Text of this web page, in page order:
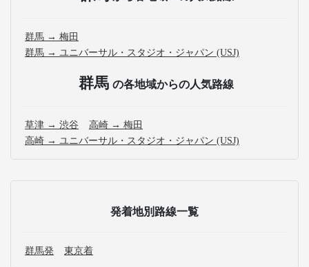
群馬 → 梅田
群馬 → ユニバーサル・スタジオ・ジャパン (USJ)
群馬 の各地域からの人気路線
草津 → 渋谷
高崎 → 梅田
高崎 → ユニバーサル・スタジオ・ジャパン (USJ)
発着地別路線一覧
群馬発 東京着